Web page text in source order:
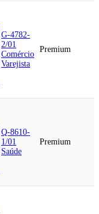
G-4782-
2/01
Comércio
Varejista
Premium
Q-8610-
1/01
Saúde
Premium